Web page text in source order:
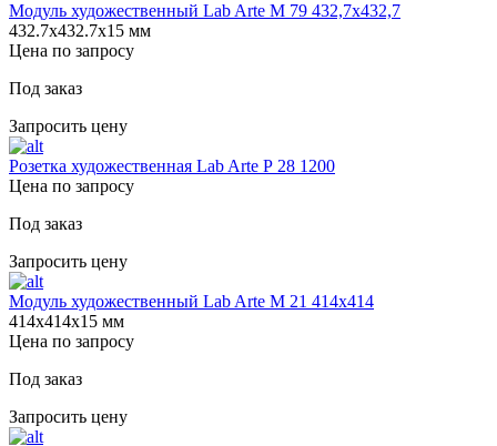
Модуль художественный Lab Arte М 79 432,7х432,7
432.7х432.7х15 мм
Цена по запросу
Под заказ
Запросить цену
Розетка художественная Lab Arte Р 28 1200
Цена по запросу
Под заказ
Запросить цену
Модуль художественный Lab Arte М 21 414х414
414х414х15 мм
Цена по запросу
Под заказ
Запросить цену